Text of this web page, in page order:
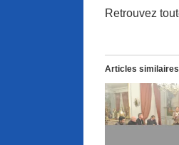
Retrouvez
Articles similaires